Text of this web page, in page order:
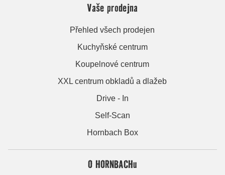
Vaše prodejna
Přehled všech prodejen
Kuchyňské centrum
Koupelnové centrum
XXL centrum obkladů a dlažeb
Drive - In
Self-Scan
Hornbach Box
O HORNBACHu